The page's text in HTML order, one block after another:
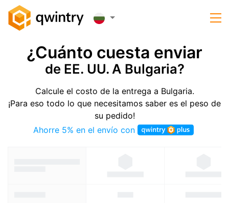
¿Cuánto cuesta enviar
de EE. UU. A Bulgaria?
Calcule el costo de la entrega a Bulgaria.
¡Para eso todo lo que necesitamos saber es el peso de
su pedido!
Ahorre 5% en el envío con